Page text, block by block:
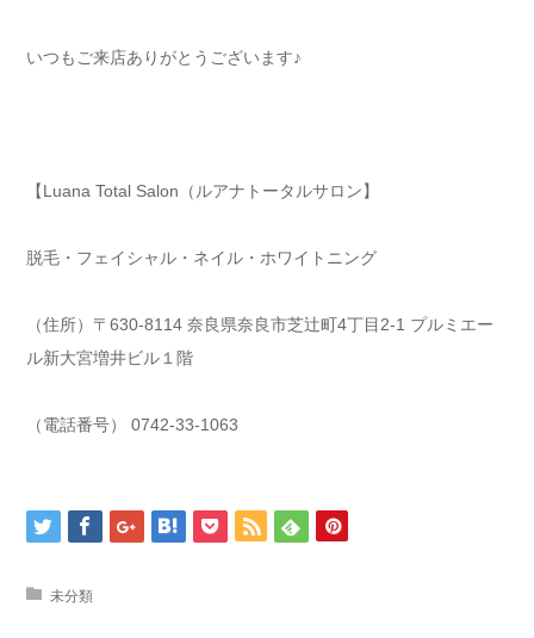
いつもご来店ありがとうございます♪
【Luana Total Salon（ルアナトータルサロン】
脱毛・フェイシャル・ネイル・ホワイトニング
（住所）〒630-8114 奈良県奈良市芝辻町4丁目2-1 プルミエー
ル新大宮増井ビル１階
（電話番号） 0742-33-1063
未分類